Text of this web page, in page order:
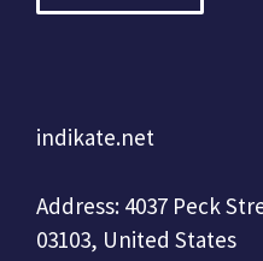
indikate.net
Address: 4037 Peck
03103, United States